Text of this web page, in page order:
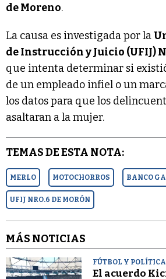
de Moreno.
La causa es investigada por la
de Instrucción y Juicio (UFIJ)
que intenta determinar si
de un empleado infiel o un
los datos para que los
asaltaran a la mujer.
TEMAS DE ESTA NOTA:
MERLO MOTOCHORROS BANCO
UFIJ NRO.6 DE MORÓN
MÁS NOTICIAS
FÚTBOL Y POLÍTICA
El acuerdo